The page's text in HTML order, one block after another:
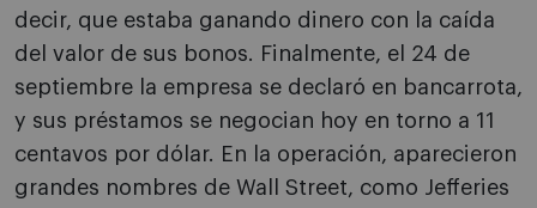
decir, que estaba ganando dinero con la caída
del valor de sus bonos. Finalmente, el 24 de
septiembre la empresa se declaró en bancarrota,
y sus préstamos se negocian hoy en torno a 11
centavos por dólar. En la operación, aparecieron
grandes nombres de Wall Street, como Jefferies